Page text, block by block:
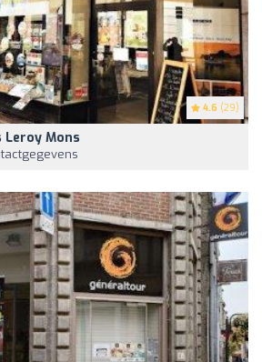
4.6 (29)
Leroy Mons